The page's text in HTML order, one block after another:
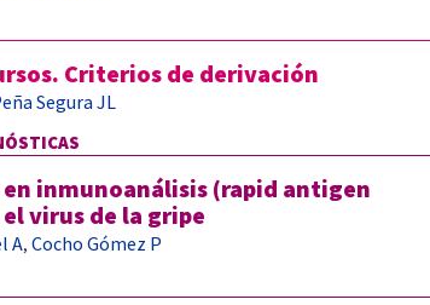
Criterios de derivación
Segura JL
en inmunoanálisis (rapid antigen
virus de la gripe
A, Cocho Gómez P